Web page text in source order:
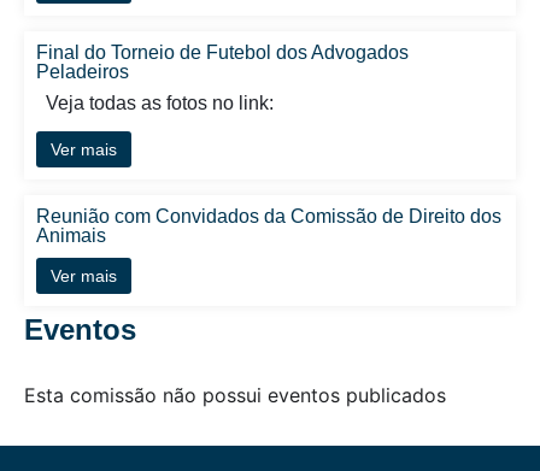
Final do Torneio de Futebol dos Advogados
Peladeiros
Veja todas as fotos no link:
Ver mais
Reunião com Convidados da Comissão de Direito dos
Animais
Ver mais
Eventos
Esta comissão não possui eventos publicados